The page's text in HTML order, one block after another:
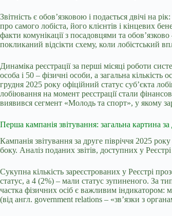
Звітність є обов’язковою і подається двічі на
про самого лобіста, його клієнтів і кінцевих
факти комунікації з посадовцями та
покликаний відсікти схему, коли лобістський
Динаміка реєстрації за перші місяці роботи
особа і 50 – фізичні особи, а загальна
грудня 2025 року офіційний статус суб’єкта
лобіювання на момент реєстрації стали
виявився сегмент «Молодь та спорт», у якому
Перша кампанія звітування: загальна картина за
Кампанія звітування за друге півріччя 2025
боку. Аналіз поданих звітів, доступних у
Сукупна кількість зареєстрованих у Реєстрі
статус, а 4 (2%) – мали статус зупиненого. За
частка фізичних осіб є важливим індикатором:
(від англ. government relations – «зв’язки з